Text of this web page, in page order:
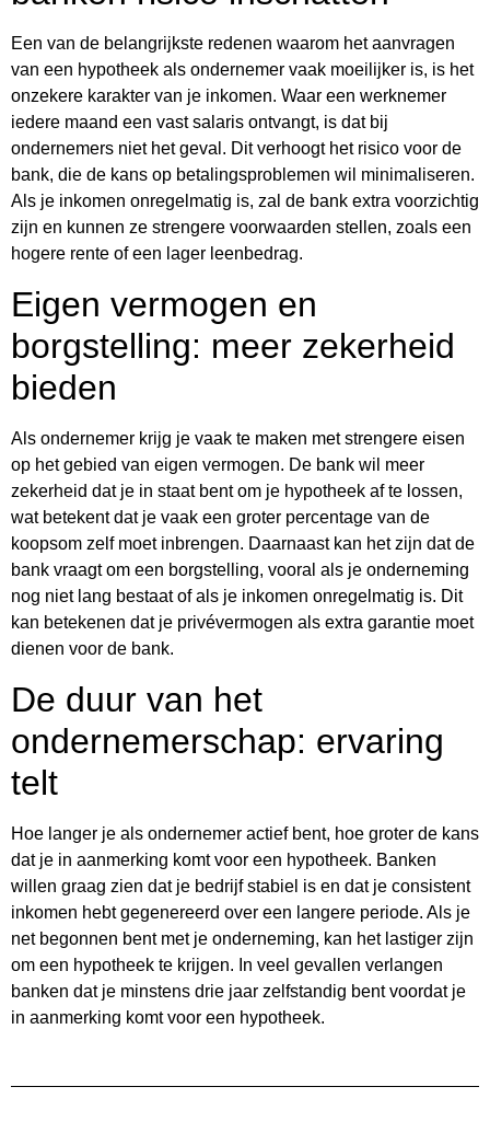
Een van de belangrijkste redenen waarom het aanvragen
van een hypotheek als ondernemer vaak moeilijker is, is het
onzekere karakter van je inkomen. Waar een werknemer
iedere maand een vast salaris ontvangt, is dat bij
ondernemers niet het geval. Dit verhoogt het risico voor de
bank, die de kans op betalingsproblemen wil minimaliseren.
Als je inkomen onregelmatig is, zal de bank extra voorzichtig
zijn en kunnen ze strengere voorwaarden stellen, zoals een
hogere rente of een lager leenbedrag.
Eigen vermogen en
borgstelling: meer zekerheid
bieden
Als ondernemer krijg je vaak te maken met strengere eisen
op het gebied van eigen vermogen. De bank wil meer
zekerheid dat je in staat bent om je hypotheek af te lossen,
wat betekent dat je vaak een groter percentage van de
koopsom zelf moet inbrengen. Daarnaast kan het zijn dat de
bank vraagt om een borgstelling, vooral als je onderneming
nog niet lang bestaat of als je inkomen onregelmatig is. Dit
kan betekenen dat je privévermogen als extra garantie moet
dienen voor de bank.
De duur van het
ondernemerschap: ervaring
telt
Hoe langer je als ondernemer actief bent, hoe groter de kans
dat je in aanmerking komt voor een hypotheek. Banken
willen graag zien dat je bedrijf stabiel is en dat je consistent
inkomen hebt gegenereerd over een langere periode. Als je
net begonnen bent met je onderneming, kan het lastiger zijn
om een hypotheek te krijgen. In veel gevallen verlangen
banken dat je minstens drie jaar zelfstandig bent voordat je
in aanmerking komt voor een hypotheek.